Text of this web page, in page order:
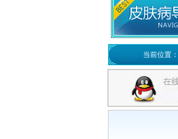
当前位置：